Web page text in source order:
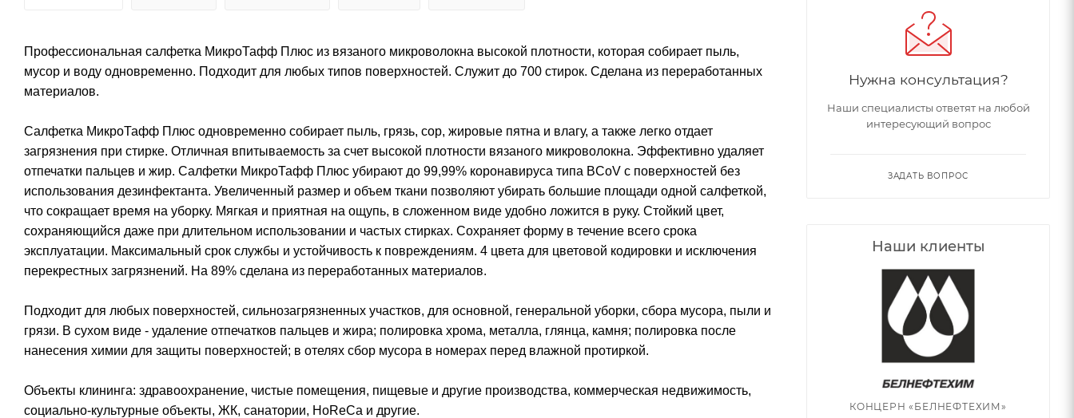
Профессиональная салфетка МикроТафф Плюс из вязаного микроволокна высокой плотности, которая собирает пыль,
мусор и воду одновременно. Подходит для любых типов поверхностей. Служит до 700 стирок. Сделана из переработанных
материалов.
Салфетка МикроТафф Плюс одновременно собирает пыль, грязь, сор, жировые пятна и влагу, а также легко отдает
загрязнения при стирке. Отличная впитываемость за счет высокой плотности вязаного микроволокна. Эффективно удаляет
отпечатки пальцев и жир. Салфетки МикроТафф Плюс убирают до 99,99% коронавируса типа BCoV с поверхностей без
использования дезинфектанта. Увеличенный размер и объем ткани позволяют убирать большие площади одной салфеткой,
что сокращает время на уборку. Мягкая и приятная на ощупь, в сложенном виде удобно ложится в руку. Стойкий цвет,
сохраняющийся даже при длительном использовании и частых стирках. Сохраняет форму в течение всего срока
эксплуатации. Максимальный срок службы и устойчивость к повреждениям. 4 цвета для цветовой кодировки и исключения
перекрестных загрязнений. На 89% сделана из переработанных материалов.
Подходит для любых поверхностей, сильнозагрязненных участков, для основной, генеральной уборки, сбора мусора, пыли и
грязи. В сухом виде - удаление отпечатков пальцев и жира; полировка хрома, металла, глянца, камня; полировка после
нанесения химии для защиты поверхностей; в отелях сбор мусора в номерах перед влажной протиркой.
Объекты клининга: здравоохранение, чистые помещения, пищевые и другие производства, коммерческая недвижимость,
социально-культурные объекты, ЖК, санатории, HoReCa и другие.
Нужна консультация?
Наши специалисты ответят на любой
интересующий вопрос
ЗАДАТЬ ВОПРОС
Наши клиенты
КОНЦЕРН «БЕЛНЕФТЕХИМ»